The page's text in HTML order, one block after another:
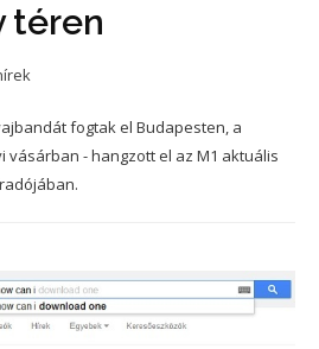
téren
fogtak el Budapesten, a
vásárban - hangzott el az M1 aktuális